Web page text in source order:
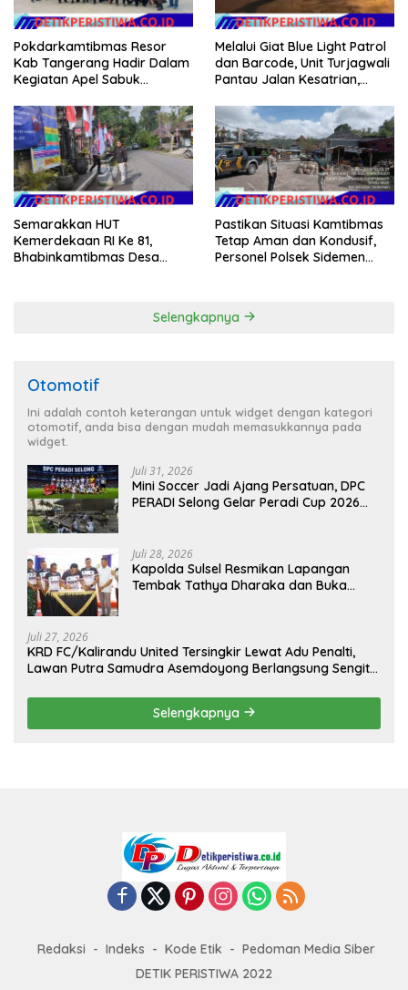
Pokdarkamtibmas Resor
Kab Tangerang Hadir Dalam
Kegiatan Apel Sabuk
Tangerang Tahun 2026
Melalui Giat Blue Light Patrol
dan Barcode, Unit Turjagwali
Pantau Jalan Kesatrian,
Semarakkan HUT
Kemerdekaan RI Ke 81,
Bhabinkamtibmas Desa
Pastikan Situasi Kamtibmas
Tetap Aman dan Kondusif,
Personel Polsek Sidemen
Selengkapnya
Otomotif
Ini adalah contoh keterangan untuk widget dengan kategori
otomotif, anda bisa dengan mudah memasukkannya pada
widget.
Juli 31, 2026
Mini Soccer Jadi Ajang Persatuan, DPC
PERADI Selong Gelar Peradi Cup 2026
Juli 28, 2026
Kapolda Sulsel Resmikan Lapangan
Tembak Tathya Dharaka dan Buka
Juli 27, 2026
KRD FC/Kalirandu United Tersingkir Lewat Adu Penalti,
Lawan Putra Samudra Asemdoyong Berlangsung Sengit
Selengkapnya
Redaksi Indeks Kode Etik
Pedoman Media Siber
DETIK PERISTIWA 2022